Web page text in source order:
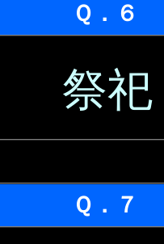
Ｑ．６
祭祀
Ｑ．７